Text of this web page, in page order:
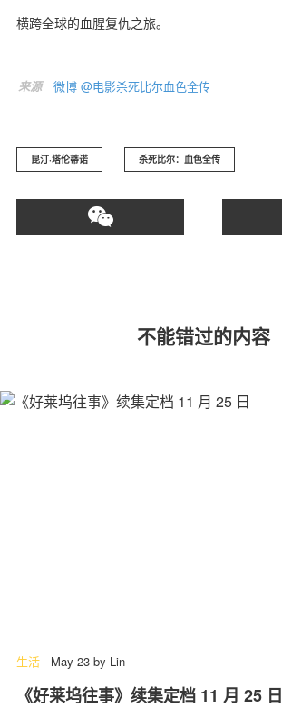
横跨全球的血腥复仇之旅。
来源 微博 @电影杀死比尔血色全传
昆汀·塔伦蒂诺 杀死比尔：血色全传
不能错过的内容
生活 - May 23 by Lin
《好莱坞往事》续集定档 11 月 25 日